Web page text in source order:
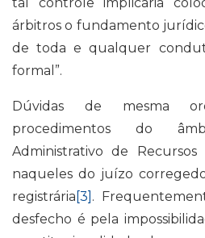
árbitros o fundamento
de toda e qualquer
formal”.
Dúvidas de mesma
procedimentos do
Administrativo de Recursos
naqueles do juízo
registrária [3] .
desfecho é pela